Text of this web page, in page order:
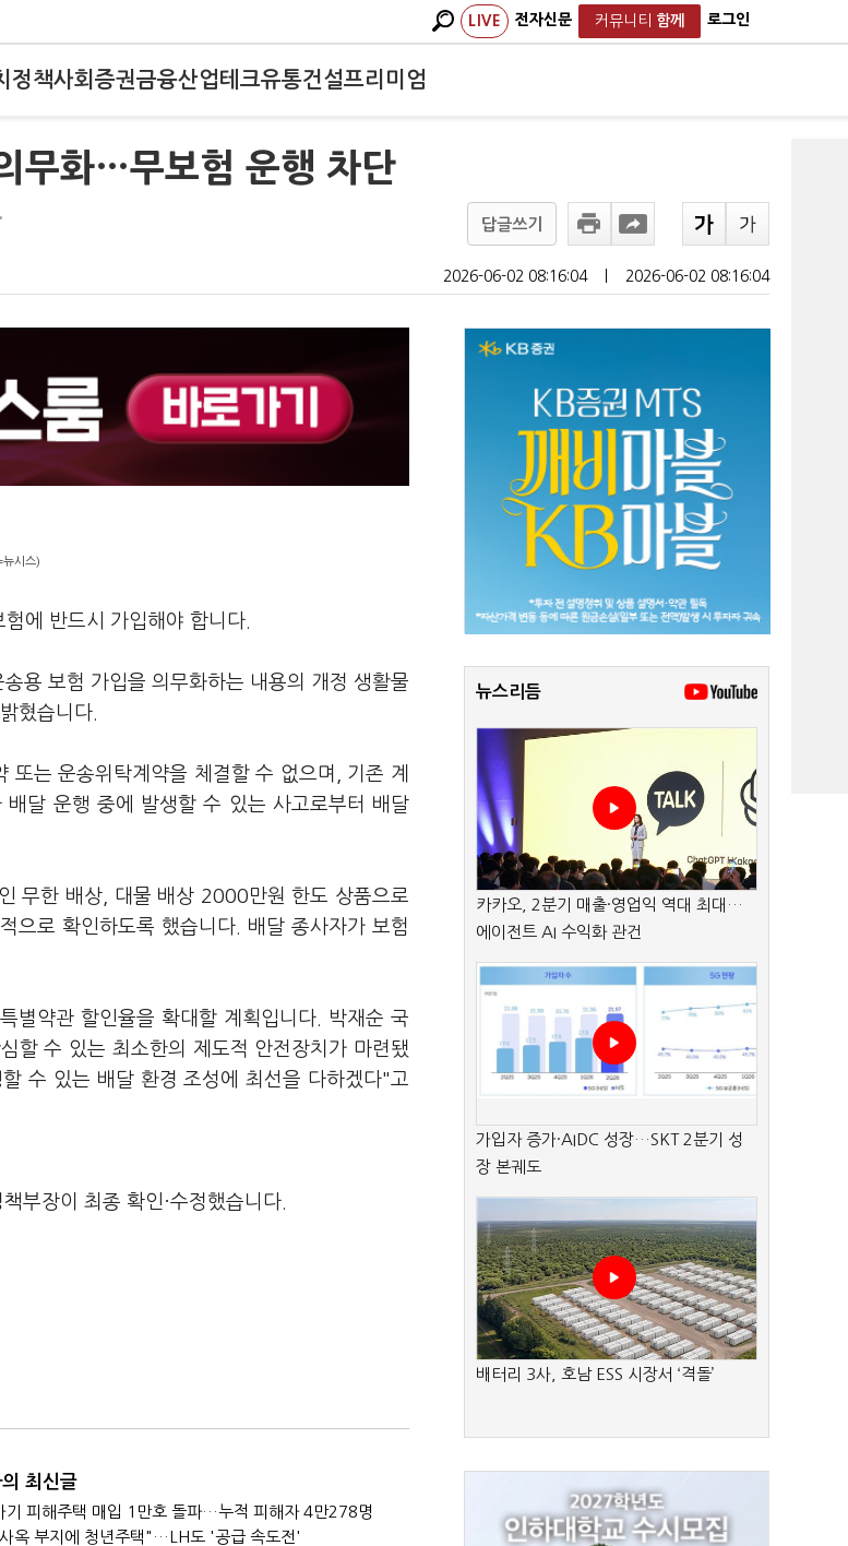
LIVE 전자신문 커뮤니티 함께 로그인
정책사회 증권금융산업테크유통건설프리미엄
무화…무보험 운행 차단
답글쓰기
2026-06-02 08:16:04 2026-06-02 08:16:04
뉴시스)
에 반드시 가입해야 합니다.
용 보험 가입을 의무화하는 내용의 개정 생활물
혔습니다.
는 운송위탁계약을 체결할 수 없으며, 기존 계
달 운행 중에 발생할 수 있는 사고로부터 배달
무한 배상, 대물 배상 2000만원 한도 상품으로
으로 확인하도록 했습니다. 배달 종사자가 보험
별약관 할인율을 확대할 계획입니다. 박재순 국
할 수 있는 최소한의 제도적 안전장치가 마련됐
수 있는 배달 환경 조성에 최선을 다하겠다"고
부장이 최종 확인·수정했습니다.
최신글
기 피해주택 매입 1만호 돌파…누적 피해자 4만278명
옥 부지에 청년주택"…LH도 '공급 속도전'
뉴스리듬
카카오, 2분기 매출·영업익 역대 최대…
에이전트 AI 수익화 관건
가입자 증가·AIDC 성장…SKT 2분기 성
장 본궤도
배터리 3사, 호남 ESS 시장서 ‘격돌’